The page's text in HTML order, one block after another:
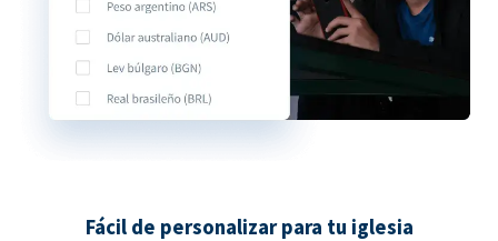
Fácil de personalizar para tu iglesia